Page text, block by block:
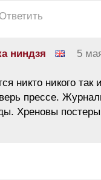
Ответить
ниндзя 5
никто никого так
прессе.
Хреновы